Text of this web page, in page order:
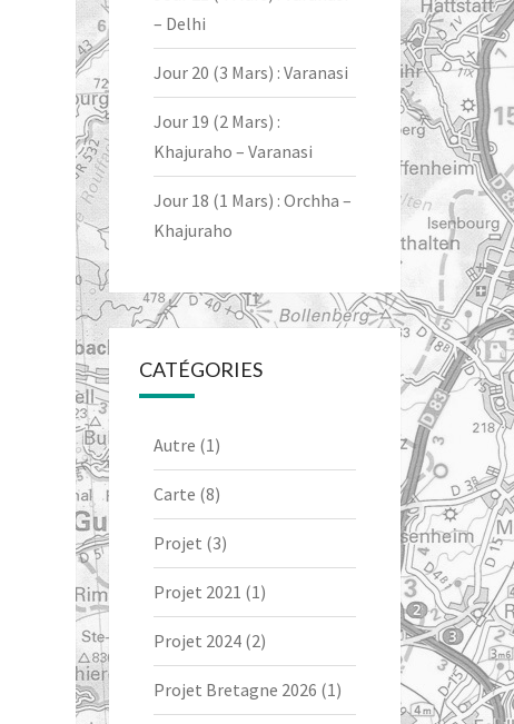
– Delhi
Jour 20 (3 Mars) : Varanasi
Jour 19 (2 Mars) :
Khajuraho – Varanasi
Jour 18 (1 Mars) : Orchha –
Khajuraho
CATÉGORIES
Autre (1)
Carte (8)
Projet (3)
Projet 2021 (1)
Projet 2024(2)
Projet Bretagne 2026 (1)